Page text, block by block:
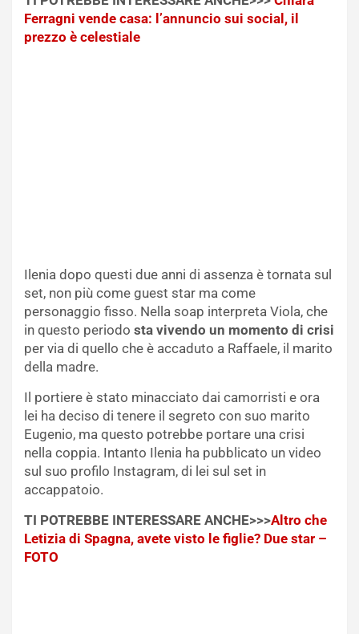
Ferragni vende casa: l’annuncio sui social, il
prezzo è celestiale
Ilenia dopo questi due anni di assenza è tornata sul
set, non più come guest star ma come
personaggio fisso. Nella soap interpreta Viola, che
in questo periodo sta vivendo un momento di crisi
per via di quello che è accaduto a Raffaele, il marito
della madre.
Il portiere è stato minacciato dai camorristi e ora
lei ha deciso di tenere il segreto con suo marito
Eugenio, ma questo potrebbe portare una crisi
nella coppia. Intanto Ilenia ha pubblicato un video
sul suo profilo Instagram, di lei sul set in
accappatoio.
TI POTREBBE INTERESSARE ANCHE>>>Altro che
Letizia di Spagna, avete visto le figlie? Due star –
FOTO